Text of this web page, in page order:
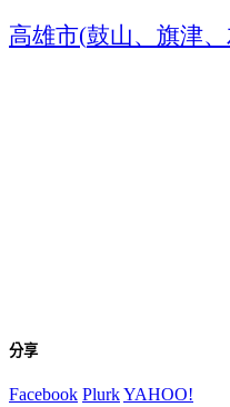
高雄市(鼓山、旗津
分享
Facebook PlurkYAHOO!